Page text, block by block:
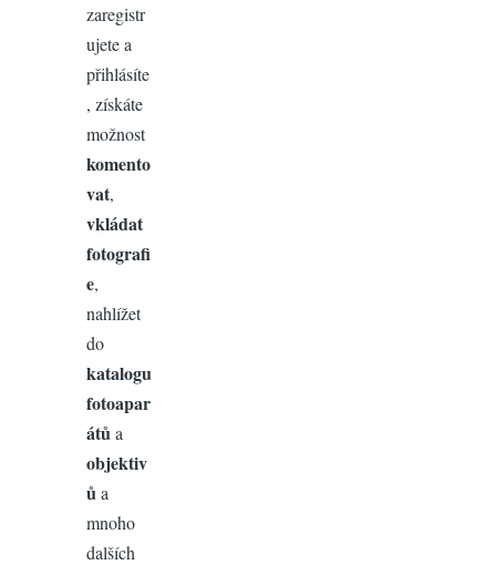
zaregistr
ujete a
přihlásíte
, získáte
možnost
komento
vat,
vkládat
fotografi
e,
nahlížet
do
katalogu
fotoapar
átů a
objektiv
ů a
mnoho
dalších